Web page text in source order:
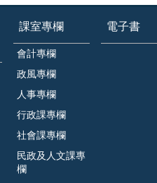
課室專欄
會計專欄
政風專欄
人事專欄
行政課專欄
社會課專欄
民政及人文課專
欄
電子書